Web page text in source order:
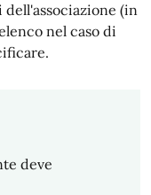
dell'associazione (in
nel caso di
deve